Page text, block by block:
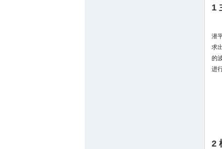
1
潜
求
的
进
2